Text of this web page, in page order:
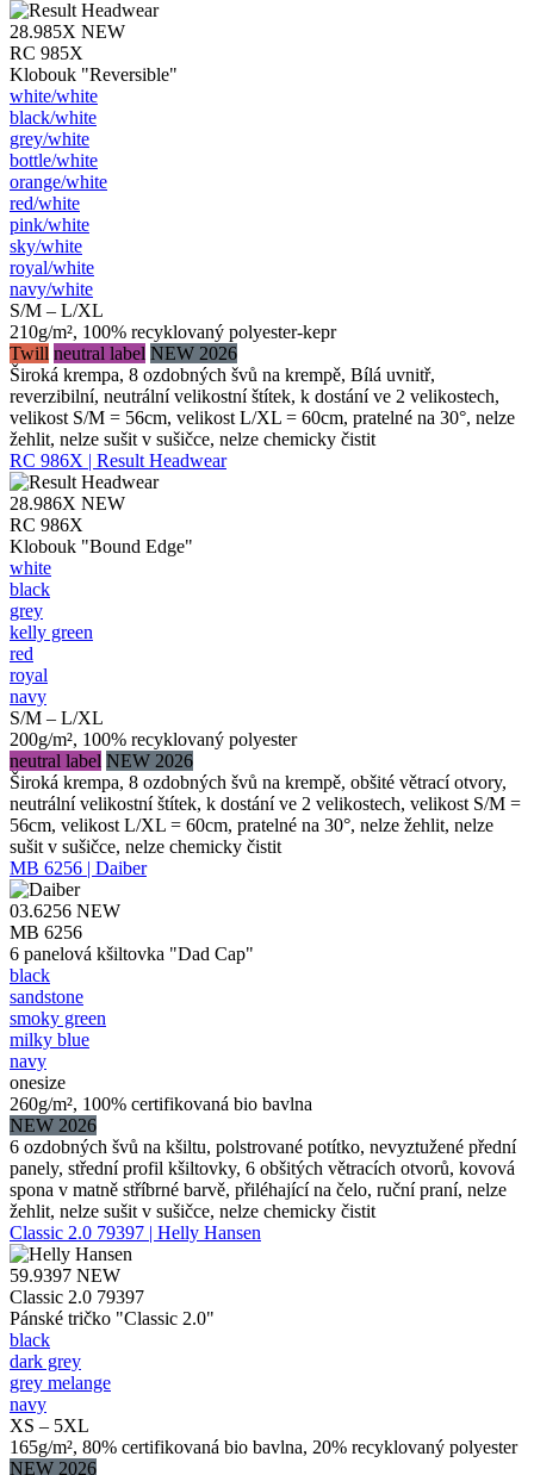
28.985X NEW
RC 985X
Klobouk "Reversible"
white/​white
black/​white
grey/​white
bottle/​white
orange/​white
red/​white
pink/​white
sky/​white
royal/​white
navy/​white
S/M – L/XL
210g/m², 100% recyklovaný polyester-kepr
Twill neutral label NEW 2026
Široká krempa, 8 ozdobných švů na krempě, Bílá uvnitř,
reverzibilní, neutrální velikostní štítek, k dostání ve 2 velikostech,
velikost S/M = 56cm, velikost L/XL = 60cm, pratelné na 30°, nelze
žehlit, nelze sušit v sušičce, nelze chemicky čistit
RC 986X | Result Headwear
28.986X NEW
RC 986X
Klobouk "Bound Edge"
white
black
grey
kelly green
red
royal
navy
S/M – L/XL
200g/m², 100% recyklovaný polyester
neutral label NEW 2026
Široká krempa, 8 ozdobných švů na krempě, obšité větrací otvory,
neutrální velikostní štítek, k dostání ve 2 velikostech, velikost S/M =
56cm, velikost L/XL = 60cm, pratelné na 30°, nelze žehlit, nelze
sušit v sušičce, nelze chemicky čistit
MB 6256 | Daiber
03.6256 NEW
MB 6256
6 panelová kšiltovka "Dad Cap"
black
sandstone
smoky green
milky blue
navy
onesize
260g/m², 100% certifikovaná bio bavlna
NEW 2026
6 ozdobných švů na kšiltu, polstrované potítko, nevyztužené přední
panely, střední profil kšiltovky, 6 obšitých větracích otvorů, kovová
spona v matně stříbrné barvě, přiléhající na čelo, ruční praní, nelze
žehlit, nelze sušit v sušičce, nelze chemicky čistit
Classic 2.0 79397 | Helly Hansen
59.9397 NEW
Classic 2.0 79397
Pánské tričko "Classic 2.0"
black
dark grey
grey melange
navy
XS – 5XL
165g/m², 80% certifikovaná bio bavlna, 20% recyklovaný polyester
NEW 2026